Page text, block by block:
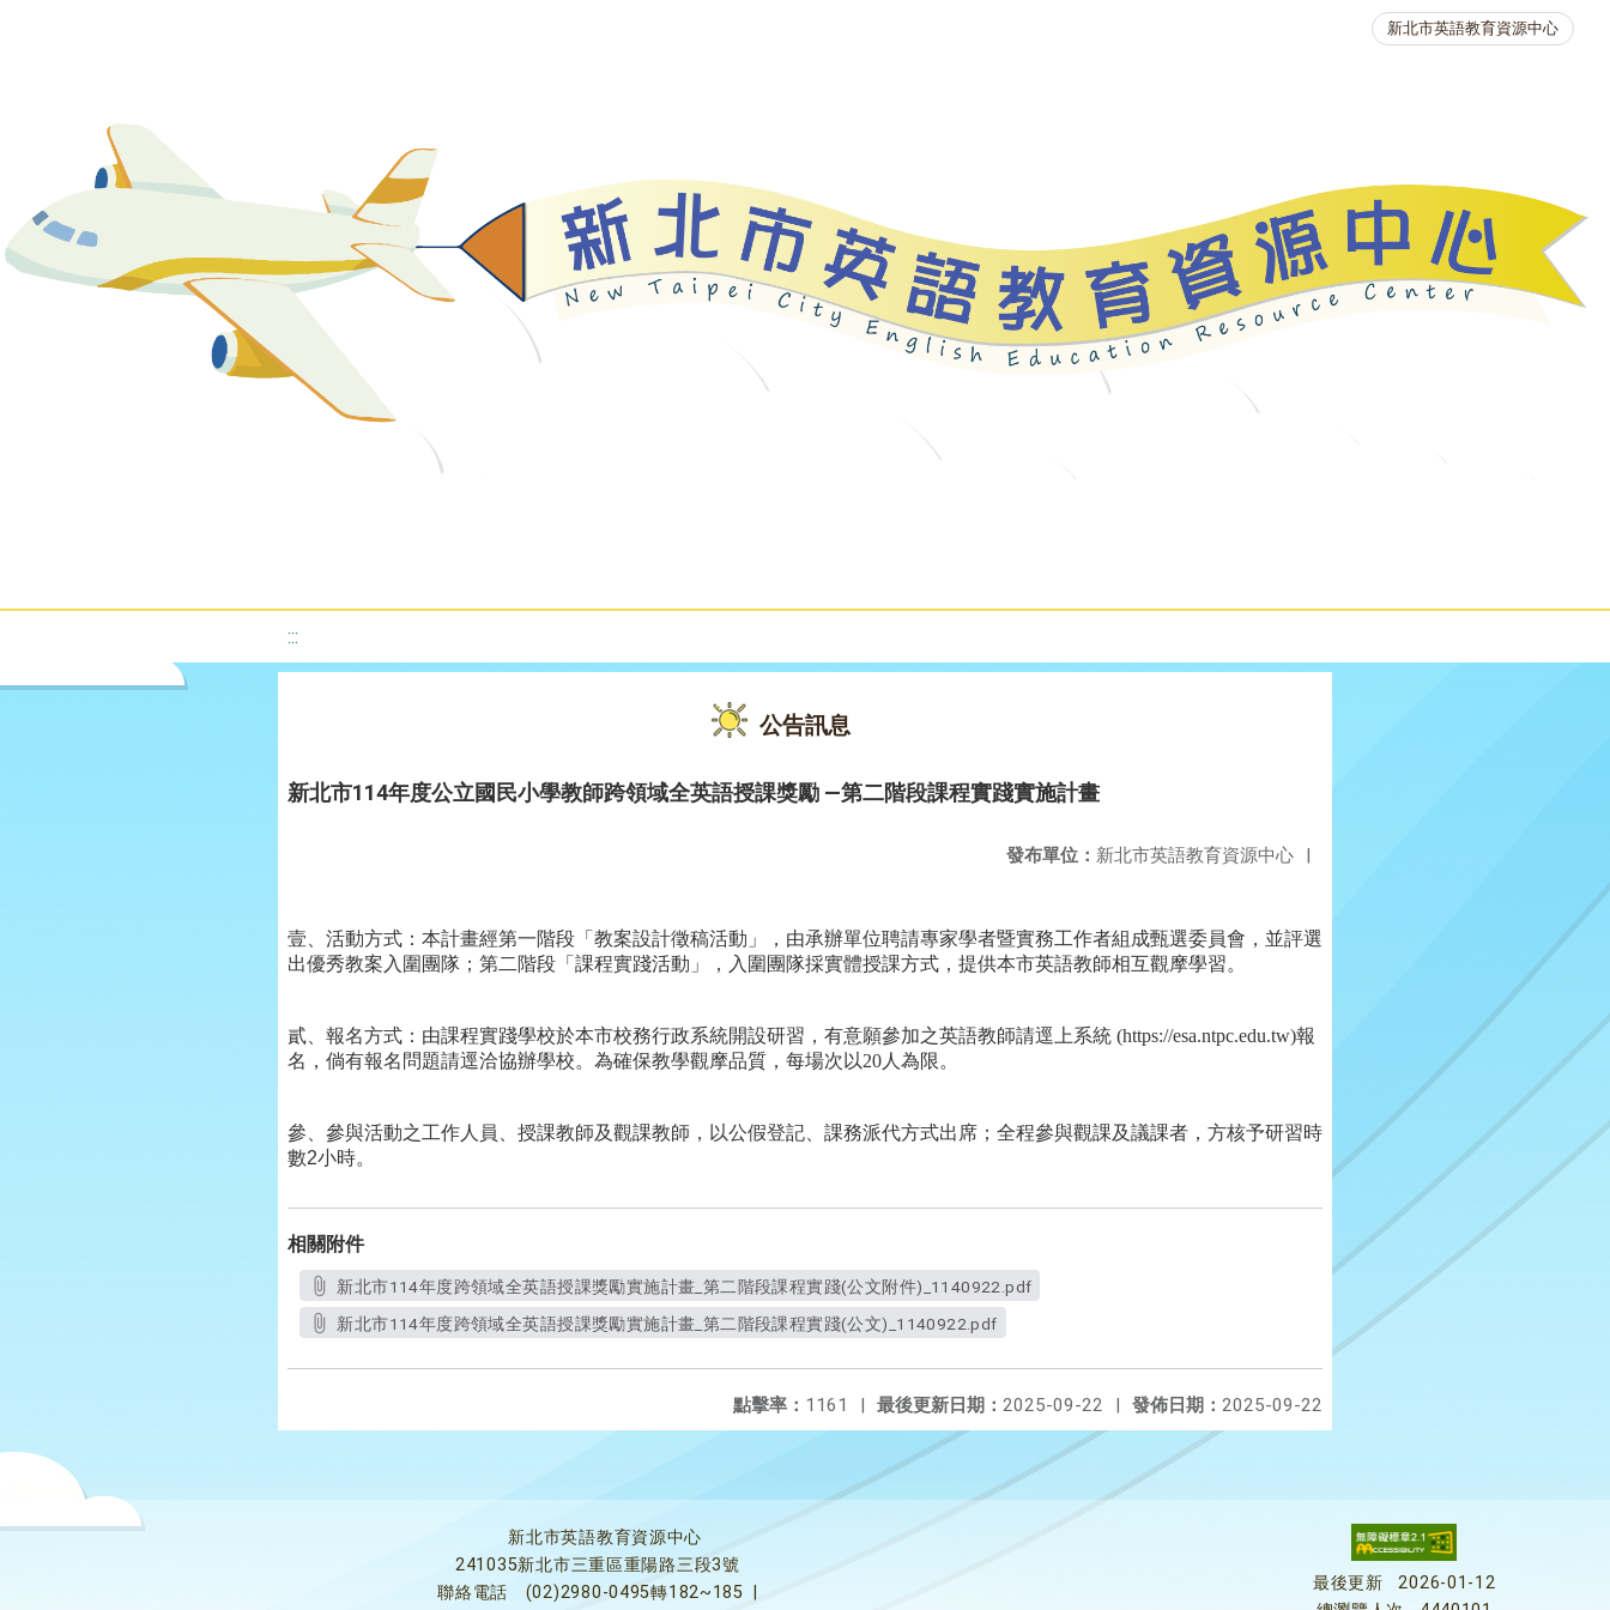
新北市英語教育資源中心
:::
公告訊息
新北市114年度公立國民小學教師跨領域全英語授課獎勵 —第二階段課程實踐實施計畫
發布單位： 新北市英語教育資源中心 |
壹、活動方式：本計畫經第一階段「教案設計徵稿活動」，由承辦單位聘請專家學者暨實務工作者組成甄選委員會，並評選
出優秀教案入圍團隊；第二階段「課程實踐活動」，入圍團隊採實體授課方式，提供本市英語教師相互觀摩學習。
貳、報名方式：由課程實踐學校於本市校務行政系統開設研習，有意願參加之英語教師請逕上系統 (https://esa.ntpc.edu.tw)報
名，倘有報名問題請逕洽協辦學校。為確保教學觀摩品質，每場次以20人為限。
參、參與活動之工作人員、授課教師及觀課教師，以公假登記、課務派代方式出席；全程參與觀課及議課者，方核予研習時
數2小時。
相關附件
新北市114年度跨領域全英語授課獎勵實施計畫_第二階段課程實踐(公文附件)_1140922.pdf
新北市114年度跨領域全英語授課獎勵實施計畫_第二階段課程實踐(公文)_1140922.pdf
發佈日期： 2025-09-22
最後更新日期： 2025-09-22 |
點擊率： 1161 |
新北市英語教育資源中心
241035新北市三重區重陽路三段3號
聯絡電話
(02)2980-0495轉182~185 最後更新
2026-01-12